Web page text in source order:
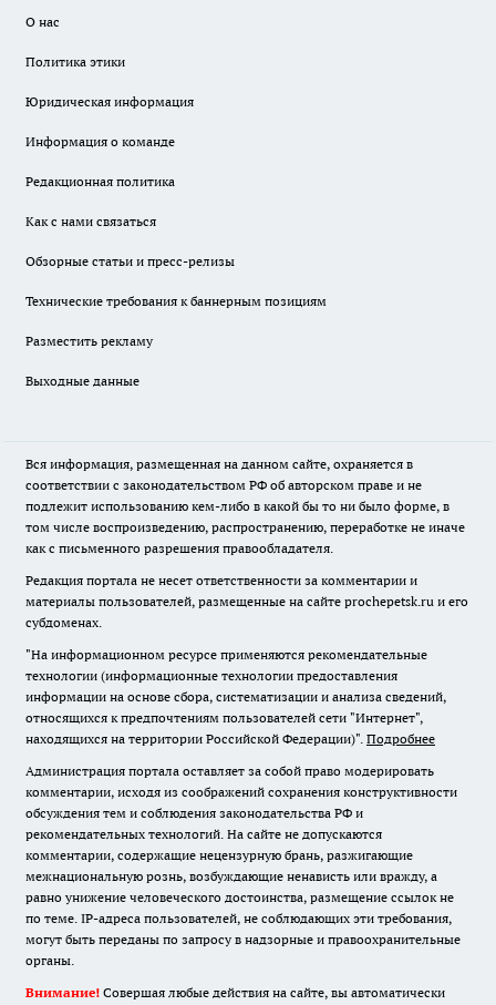
О нас
Политика этики
Юридическая информация
Информация о команде
Редакционная политика
Как с нами связаться
Обзорные статьи и пресс-релизы
Технические требования к баннерным позициям
Разместить рекламу
Выходные данные
Вся информация, размещенная на данном сайте, охраняется в
соответствии с законодательством РФ об авторском праве и не
подлежит использованию кем-либо в какой бы то ни было форме, в
том числе воспроизведению, распространению, переработке не иначе
как с письменного разрешения правообладателя.
Редакция портала не несет ответственности за комментарии и
материалы пользователей, размещенные на сайте prochepetsk.ru и его
субдоменах.
"На информационном ресурсе применяются рекомендательные
технологии (информационные технологии предоставления
информации на основе сбора, систематизации и анализа сведений,
относящихся к предпочтениям пользователей сети "Интернет",
находящихся на территории Российской Федерации)". Подробнее
Администрация портала оставляет за собой право модерировать
комментарии, исходя из соображений сохранения конструктивности
обсуждения тем и соблюдения законодательства РФ и
рекомендательных технологий. На сайте не допускаются
комментарии, содержащие нецензурную брань, разжигающие
межнациональную рознь, возбуждающие ненависть или вражду, а
равно унижение человеческого достоинства, размещение ссылок не
по теме. IP-адреса пользователей, не соблюдающих эти требования,
могут быть переданы по запросу в надзорные и правоохранительные
органы.
Внимание! Совершая любые действия на сайте, вы автоматически